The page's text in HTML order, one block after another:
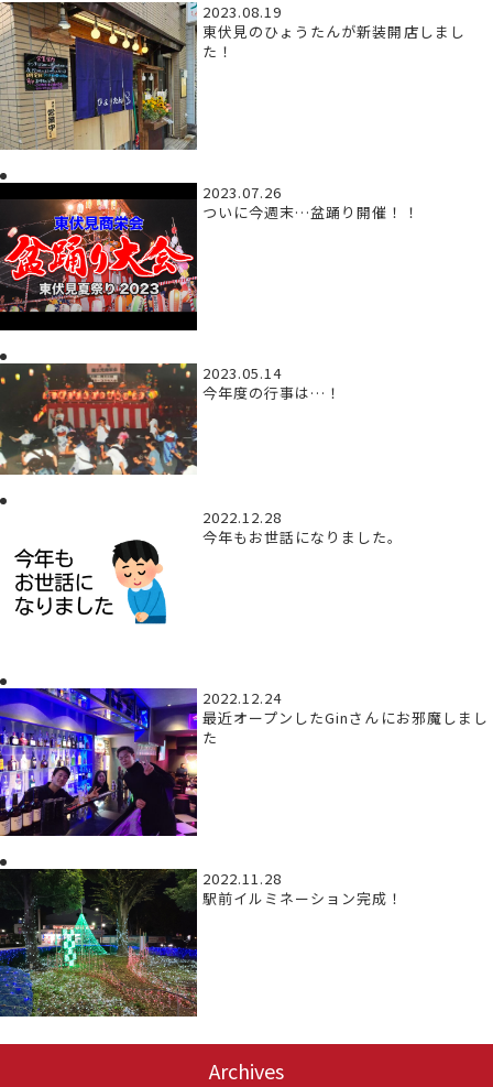
2023.08.19
東伏見のひょうたんが新装開店しまし
た！
2023.07.26
ついに今週末…盆踊り開催！！
2023.05.14
今年度の行事は…！
2022.12.28
今年もお世話になりました。
2022.12.24
最近オープンしたGinさんにお邪魔しまし
た
2022.11.28
駅前イルミネーション完成！
Archives